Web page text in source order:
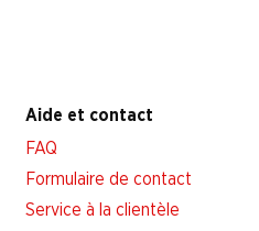
Aide et contact
FAQ
Formulaire de contact
Service à la clientèle